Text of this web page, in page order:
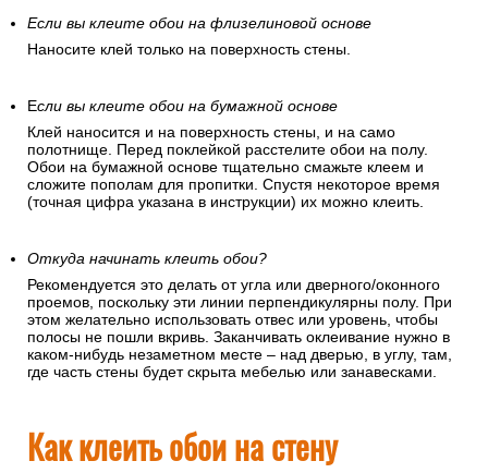
Если вы клеите обои на флизелиновой основе
Наносите клей только на поверхность стены.
Если вы клеите обои на бумажной основе
Клей наносится и на поверхность стены, и на само
полотнище. Перед поклейкой расстелите обои на полу.
Обои на бумажной основе тщательно смажьте клеем и
сложите пополам для пропитки. Спустя некоторое время
(точная цифра указана в инструкции) их можно клеить.
Откуда начинать клеить обои?
Рекомендуется это делать от угла или дверного/оконного
проемов, поскольку эти линии перпендикулярны полу. При
этом желательно использовать отвес или уровень, чтобы
полосы не пошли вкривь. Заканчивать оклеивание нужно в
каком-нибудь незаметном месте – над дверью, в углу, там,
где часть стены будет скрыта мебелью или занавесками.
Как клеить обои на стену